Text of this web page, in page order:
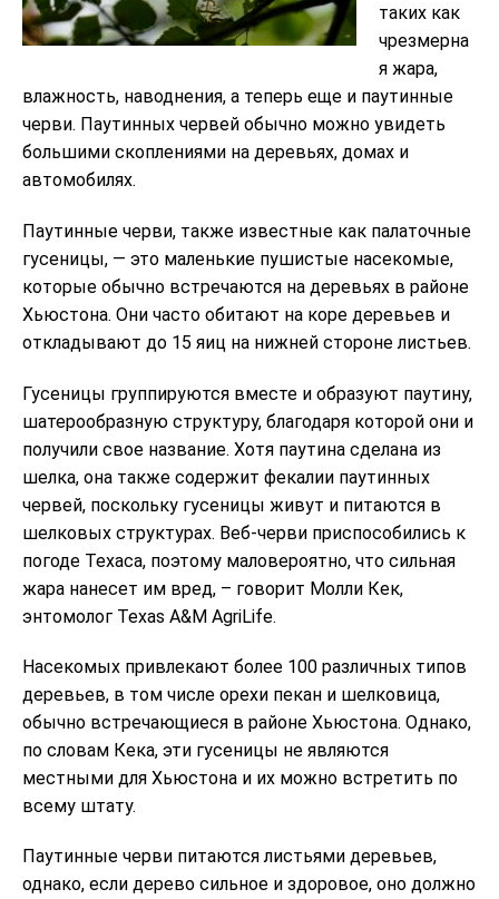
таких как
чрезмерна
я жара,
влажность, наводнения, а теперь еще и паутинные
черви. Паутинных червей обычно можно увидеть
большими скоплениями на деревьях, домах и
автомобилях.
Паутинные черви, также известные как палаточные
гусеницы, — это маленькие пушистые насекомые,
которые обычно встречаются на деревьях в районе
Хьюстона. Они часто обитают на коре деревьев и
откладывают до 15 яиц на нижней стороне листьев.
Гусеницы группируются вместе и образуют паутину,
шатерообразную структуру, благодаря которой они и
получили свое название. Хотя паутина сделана из
шелка, она также содержит фекалии паутинных
червей, поскольку гусеницы живут и питаются в
шелковых структурах. Веб-черви приспособились к
погоде Техаса, поэтому маловероятно, что сильная
жара нанесет им вред, – говорит Молли Кек,
энтомолог Texas A&M AgriLife.
Насекомых привлекают более 100 различных типов
деревьев, в том числе орехи пекан и шелковица,
обычно встречающиеся в районе Хьюстона. Однако,
по словам Кека, эти гусеницы не являются
местными для Хьюстона и их можно встретить по
всему штату.
Паутинные черви питаются листьями деревьев,
однако, если дерево сильное и здоровое, оно должно